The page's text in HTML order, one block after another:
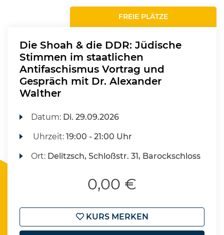
FREIE PLÄTZE
Die Shoah & die DDR: Jüdische
Stimmen im staatlichen
Antifaschismus Vortrag und
Gespräch mit Dr. Alexander
Walther
Datum: Di. 29.09.2026
Uhrzeit:19:00 - 21:00 Uhr
Ort: Delitzsch, Schloßstr. 31, Barockschloss
0,00 €
KURS MERKEN